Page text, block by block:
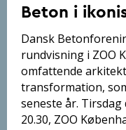
Beton i
Dansk
rundvisning i ZOO
omfattende
transformation,
seneste år. Tirsdag
20.30, ZOO